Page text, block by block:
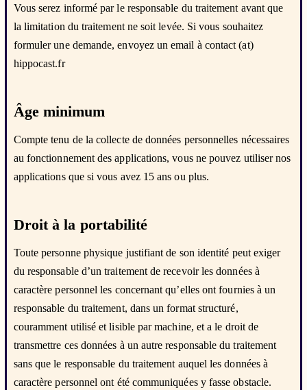
Vous serez informé par le responsable du traitement avant que
la limitation du traitement ne soit levée. Si vous souhaitez
formuler une demande, envoyez un email à contact (at)
hippocast.fr
Âge minimum
Compte tenu de la collecte de données personnelles nécessaires
au fonctionnement des applications, vous ne pouvez utiliser nos
applications que si vous avez 15 ans ou plus.
Droit à la portabilité
Toute personne physique justifiant de son identité peut exiger
du responsable d’un traitement de recevoir les données à
caractère personnel les concernant qu’elles ont fournies à un
responsable du traitement, dans un format structuré,
couramment utilisé et lisible par machine, et a le droit de
transmettre ces données à un autre responsable du traitement
sans que le responsable du traitement auquel les données à
caractère personnel ont été communiquées y fasse obstacle.